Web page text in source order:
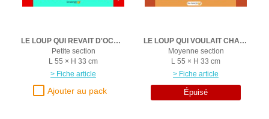
LE LOUP QUI REVAIT D'OCEAN
Petite section
L 55 × H 33 cm
> Fiche article
LE LOUP QUI VOULAIT CHANGER DE COULEUR
Moyenne section
L 55 × H 33 cm
> Fiche article
Épuisé